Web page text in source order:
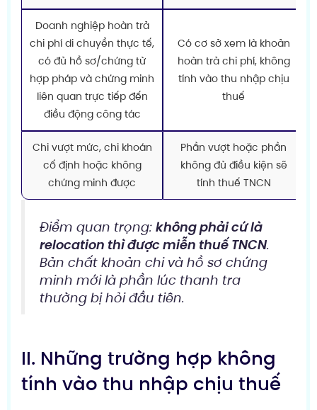
Doanh nghiệp hoàn trả
chi phí di chuyển thực tế,
có đủ hồ sơ/chứng từ
hợp pháp và chứng minh
liên quan trực tiếp đến
điều động công tác
Có cơ sở xem là khoản
hoàn trả chi phí, không
tính vào thu nhập chịu
thuế
Chi vượt mức, chi khoán
cố định hoặc không
chứng minh được
Phần vượt hoặc phần
không đủ điều kiện sẽ
tính thuế TNCN
Điểm quan trọng: không phải cứ là
relocation thì được miễn thuế TNCN.
Bản chất khoản chi và hồ sơ chứng
minh mới là phần lúc thanh tra
thường bị hỏi đầu tiên.
II. Những trường hợp không
tính vào thu nhập chịu thuế